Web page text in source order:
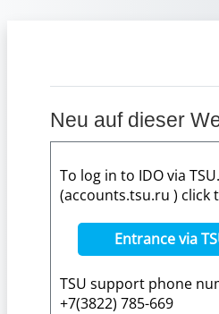
Neu auf dieser
To log in to IDO via
(accounts.tsu.ru ) click
Entrance via
TSU support phone
+7(3822) 785-669